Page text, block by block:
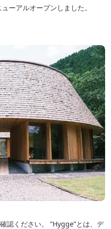
ーアルオープンしました。
”Hygge”とは、デ